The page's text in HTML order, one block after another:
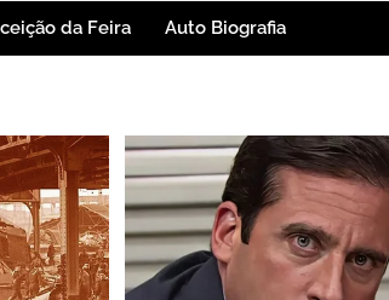
da Feira Auto Biografia